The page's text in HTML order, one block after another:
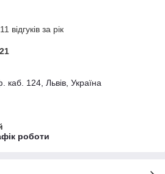
відгуків за рік
каб. 124, Львів, Україна
роботи